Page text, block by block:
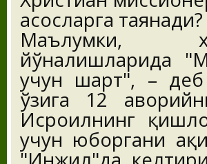
асосларга таянади?
Маълумки,
йўналишларида
учун шарт", – деб
ўзига 12
Исроилнинг
учун юборгани